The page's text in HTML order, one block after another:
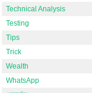
Technical Analysis
Testing
Tips
Trick
Wealth
WhatsApp